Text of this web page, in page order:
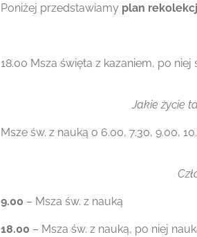
Poniżej przedstawiamy plan
18.00 Msza święta z kazaniem, po
Jakie życie
Msze św. z nauką o 6.00, 7.30, 9.00,
9.00 – Msza św. z nauką
18.00 – Msza św. z nauką, po niej